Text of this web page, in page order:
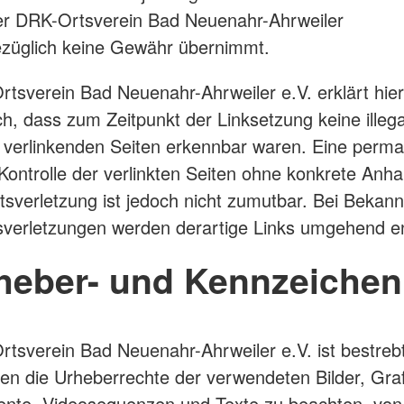
DRK-Ortsverein Bad Neuenahr-Ahrweiler
keine Gewähr übernimmt.
Bad Neuenahr-Ahrweiler e.V. erklärt
dass zum Zeitpunkt der Linksetzung keine
Seiten erkennbar waren. Eine
der verlinkten Seiten ohne konkrete
ist jedoch nicht zumutbar. Bei
werden derartige Links umgehend
und
Bad Neuenahr-Ahrweiler e.V. ist
die Urheberrechte der verwendeten Bilder,